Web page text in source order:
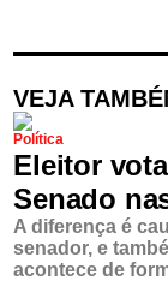
VEJA
Política
Eleitor
Senado
A diferença é
senador, e
acontece de